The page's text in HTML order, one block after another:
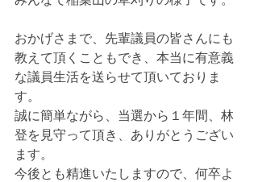
おかげさまで、先輩議員の皆さんにも
教えて頂くこともでき、本当に有意義
な議員生活を送らせて頂いておりま
す。
誠に簡単ながら、当選から１年間、林
登を見守って頂き、ありがとうござい
ます。
今後とも精進いたしますので、何卒よ